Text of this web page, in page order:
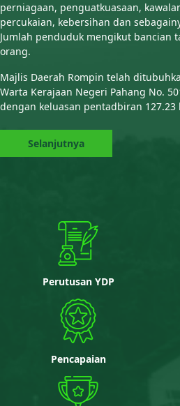
perniagaan, penguatkuasaan,
percukaian, kebersihan dan
Jumlah penduduk mengikut bancian
orang.
Majlis Daerah Rompin telah
Warta Kerajaan Negeri Pahang No.
dengan keluasan pentadbiran 127.23
Selanjutnya
Perutusan YDP
Pencapaian